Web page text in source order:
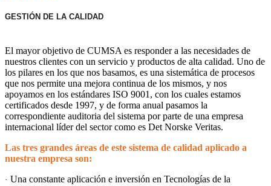
GESTIÓN DE LA CALIDAD
El mayor objetivo de CUMSA es responder a las necesidades de
nuestros clientes con un servicio y productos de alta calidad. Uno de
los pilares en los que nos basamos, es una sistemática de procesos
que nos permite una mejora continua de los mismos, y nos
apoyamos en los estándares ISO 9001, con los cuales estamos
certificados desde 1997, y de forma anual pasamos la
correspondiente auditoria del sistema por parte de una empresa
internacional líder del sector como es Det Norske Veritas.
Las tres grandes áreas de este sistema de calidad aplicado a
nuestra empresa son:
· Una constante aplicación e inversión en Tecnologías de la